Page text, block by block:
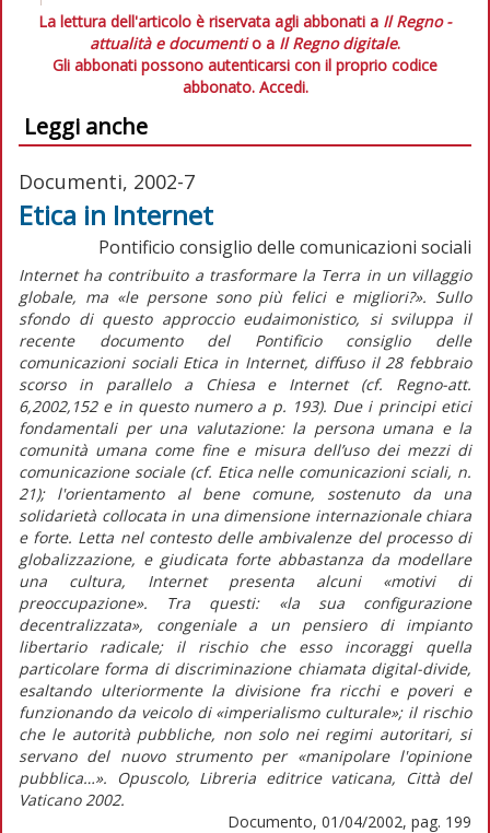
La lettura dell'articolo è riservata agli abbonati a Il Regno -
attualità e documentio a Il Regno digitale.
Gli abbonati possono autenticarsi con il proprio codice
abbonato. Accedi.
Leggi anche
Documenti, 2002-7
Etica in Internet
Pontificio consiglio delle comunicazioni sociali
Internet ha contribuito a trasformare la Terra in un villaggio
globale, ma «le persone sono più felici e migliori?». Sullo
sfondo di questo approccio eudaimonistico, si sviluppa il
recente documento del Pontificio consiglio delle
comunicazioni sociali Etica in Internet, diffuso il 28 febbraio
scorso in parallelo a Chiesa e Internet (cf. Regno-att.
6,2002,152 e in questo numero a p. 193). Due i principi etici
fondamentali per una valutazione: la persona umana e la
comunità umana come fine e misura dell’uso dei mezzi di
comunicazione sociale (cf. Etica nelle comunicazioni sciali, n.
21); l'orientamento al bene comune, sostenuto da una
solidarietà collocata in una dimensione internazionale chiara
e forte. Letta nel contesto delle ambivalenze del processo di
globalizzazione, e giudicata forte abbastanza da modellare
una cultura, Internet presenta alcuni «motivi di
preoccupazione». Tra questi: «la sua configurazione
decentralizzata», congeniale a un pensiero di impianto
libertario radicale; il rischio che esso incoraggi quella
particolare forma di discriminazione chiamata digital-divide,
esaltando ulteriormente la divisione fra ricchi e poveri e
funzionando da veicolo di «imperialismo culturale»; il rischio
che le autorità pubbliche, non solo nei regimi autoritari, si
servano del nuovo strumento per «manipolare l'opinione
pubblica…». Opuscolo, Libreria editrice vaticana, Città del
Vaticano 2002.
Documento, 01/04/2002, pag. 199